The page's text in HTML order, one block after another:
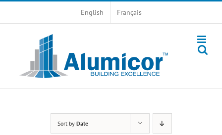
English Français
Sort by Date